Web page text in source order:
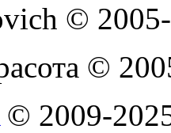
©
©
© 2009-